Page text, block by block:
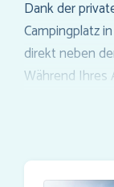
Dank der
Campingplatz
direkt neben
Während Ihres
ist das Privat-
Sie Zugang
Toilette,